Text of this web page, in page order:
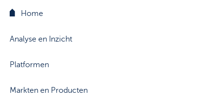
Veelgestelde vragen
Home
Analyse en Inzicht
Platformen
Markten en Producten